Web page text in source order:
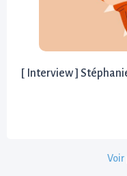
[ Interview ]
Voir